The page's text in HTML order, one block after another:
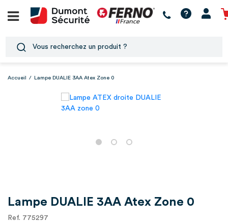
Accueil / Lampe DUALIE 3AA Atex Zone 0
Lampe DUALIE 3AA Atex Zone 0
Ref. 775297